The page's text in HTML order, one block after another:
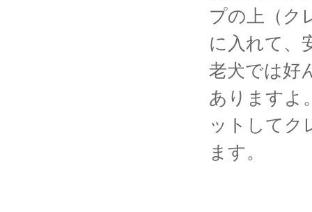
プの上（ク
に入れて、
老犬では好
ありますよ
ットしてク
ます。